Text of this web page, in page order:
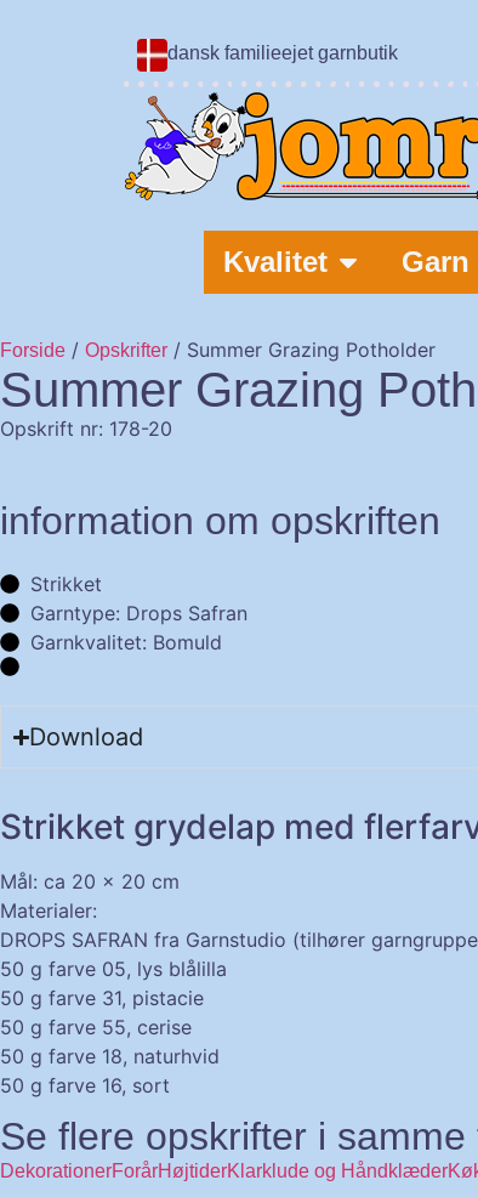
dansk familieejet garnbutik
Kvalitet Garn
Forside / Opskrifter / Summer Grazing Potholder
Summer Grazing
Opskrift nr: 178-20
information om opskriften
Strikket
Garntype: Drops Safran
Garnkvalitet: Bomuld
Download
Strikket grydelap med
Mål: ca 20 x 20 cm
Materialer:
DROPS SAFRAN fra Garnstudio (tilhører
50 g farve 05, lys blålilla
50 g farve 31, pistacie
50 g farve 55, cerise
50 g farve 18, naturhvid
50 g farve 16, sort
Se flere opskrifter i samme
DekorationerForårHøjtiderKlarklude og Håndklæder